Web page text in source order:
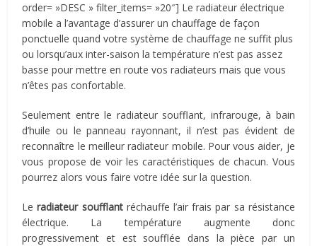
order= »DESC » filter_items= »20″] Le radiateur électrique
mobile a l’avantage d’assurer un chauffage de façon
ponctuelle quand votre système de chauffage ne suffit plus
ou lorsqu’aux inter-saison la température n’est pas assez
basse pour mettre en route vos radiateurs mais que vous
n’êtes pas confortable.
Seulement entre le radiateur soufflant, infrarouge, à bain
d’huile ou le panneau rayonnant, il n’est pas évident de
reconnaître le meilleur radiateur mobile. Pour vous aider, je
vous propose de voir les caractéristiques de chacun. Vous
pourrez alors vous faire votre idée sur la question.
Le radiateur soufflant réchauffe l’air frais par sa résistance
électrique. La température augmente donc
progressivement et est soufflée dans la pièce par un